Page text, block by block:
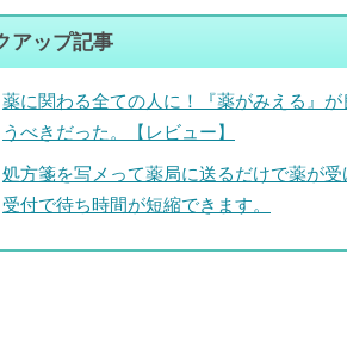
アップ記事
薬に関わる全ての人に！『薬がみえる』
うべきだった。【レビュー】
処方箋を写メって薬局に送るだけで薬が
受付で待ち時間が短縮できます。